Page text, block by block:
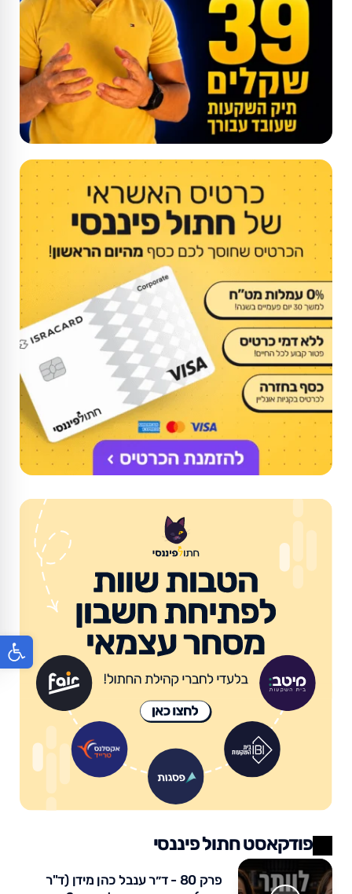
פודקאסט חתול פיננסי
פרק 80 - ד״ר ענבל כהן מידן (ד"ר
פתח